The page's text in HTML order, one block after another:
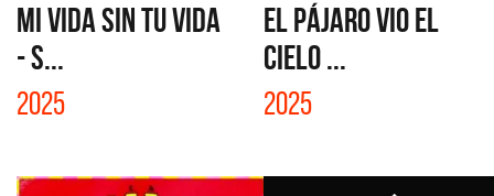
MI VIDA SIN TU VIDA
- S...
2025
EL PÁJARO VIO EL
CIELO ...
2025